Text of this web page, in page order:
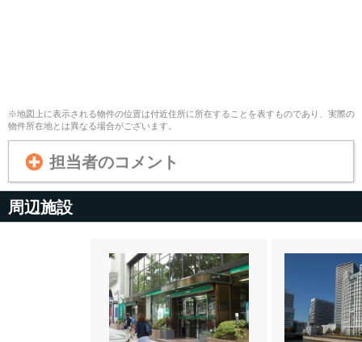
※地図上に表示される物件の位置は付近住所に所在することを表すものであり、実際の
物件所在地とは異なる場合がございます。
担当者のコメント
周辺施設